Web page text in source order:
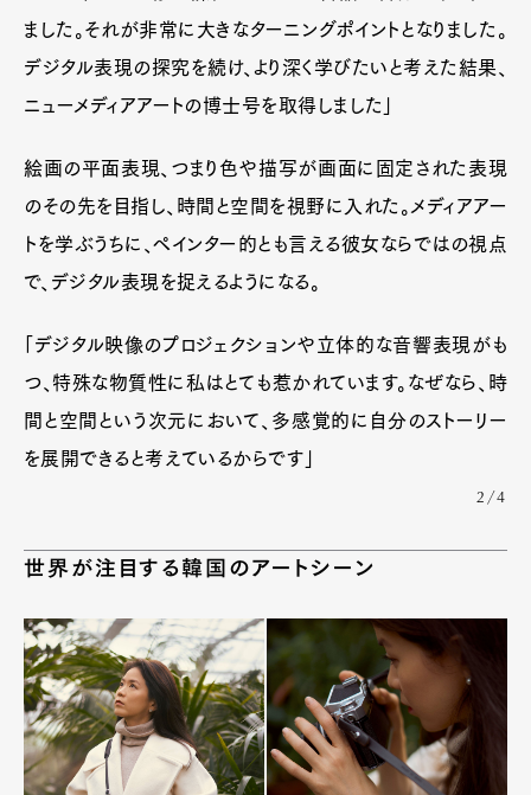
ました。それが非常に大きなターニングポイントとなりました。
デジタル表現の探究を続け、より深く学びたいと考えた結果、
ニューメディアアートの博士号を取得しました」
絵画の平面表現、つまり色や描写が画面に固定された表現
のその先を目指し、時間と空間を視野に入れた。メディアアー
トを学ぶうちに、ペインター的とも言える彼女ならではの視点
で、デジタル表現を捉えるようになる。
「デジタル映像のプロジェクションや立体的な音響表現がも
つ、特殊な物質性に私はとても惹かれています。なぜなら、時
間と空間という次元において、多感覚的に自分のストーリー
を展開できると考えているからです」
2/4
世界が注目する韓国のアートシーン